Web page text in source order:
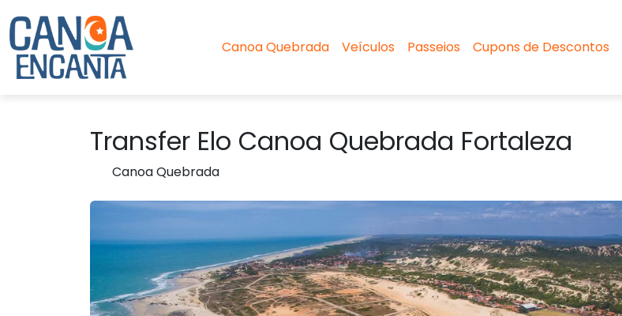
Canoa Quebrada Veículos Passeios Cupons de Descontos
Transfer Elo Canoa Quebrada Fortaleza
Canoa Quebrada